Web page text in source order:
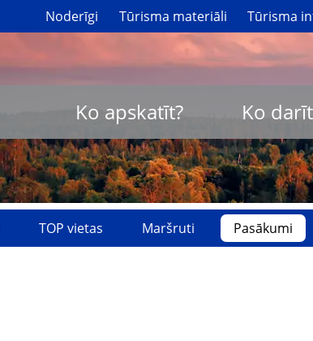
Noderīgi Tūrisma materiāli Tūrisma
Ko apskatīt? Ko
TOP vietas Maršruti Pasākumi